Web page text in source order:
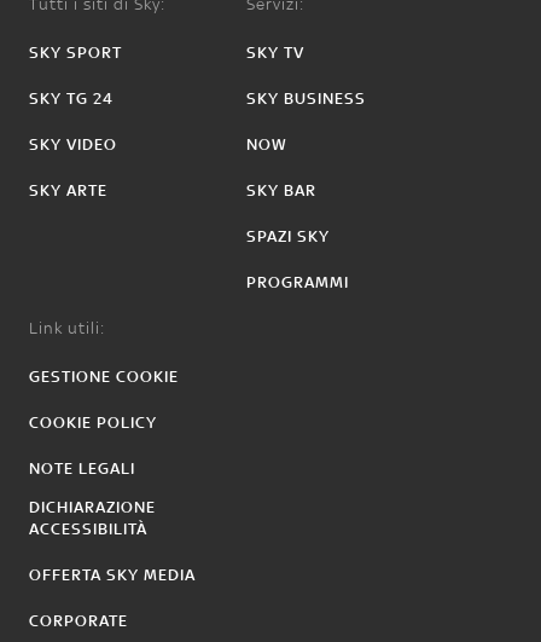
Tutti i siti di Sky:
SKY SPORT
SKY TG 24
SKY VIDEO
SKY ARTE
Servizi:
SKY TV
SKY BUSINESS
NOW
SKY BAR
SPAZI SKY
PROGRAMMI
Link utili:
GESTIONE COOKIE
COOKIE POLICY
NOTE LEGALI
DICHIARAZIONE
ACCESSIBILITÀ
OFFERTA SKY MEDIA
CORPORATE